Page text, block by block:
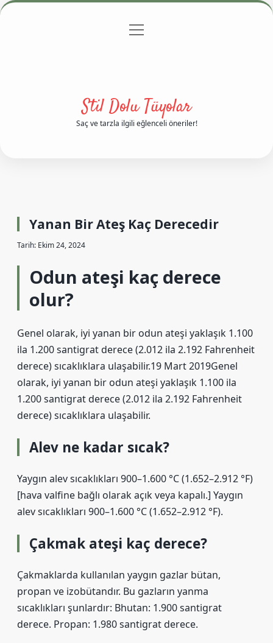
Gizlilik Politikası
menüyü
Stil Dolu Tüyolar
Saç ve tarzla ilgili eğlenceli öneriler!
Yanan Bir Ateş Kaç Derecedir
Tarih: Ekim 24, 2024
Odun ateşi kaç derece
olur?
Genel olarak, iyi yanan bir odun ateşi yaklaşık 1.100
ila 1.200 santigrat derece (2.012 ila 2.192 Fahrenheit
derece) sıcaklıklara ulaşabilir.19 Mart 2019Genel
olarak, iyi yanan bir odun ateşi yaklaşık 1.100 ila
1.200 santigrat derece (2.012 ila 2.192 Fahrenheit
derece) sıcaklıklara ulaşabilir.
Alev ne kadar sıcak?
Yaygın alev sıcaklıkları 900–1.600 °C (1.652–2.912 °F)
[hava valfine bağlı olarak açık veya kapalı.] Yaygın
alev sıcaklıkları 900–1.600 °C (1.652–2.912 °F).
Çakmak ateşi kaç derece?
Çakmaklarda kullanılan yaygın gazlar bütan,
propan ve izobütandır. Bu gazların yanma
sıcaklıkları şunlardır: Bhutan: 1.900 santigrat
derece. Propan: 1.980 santigrat derece.